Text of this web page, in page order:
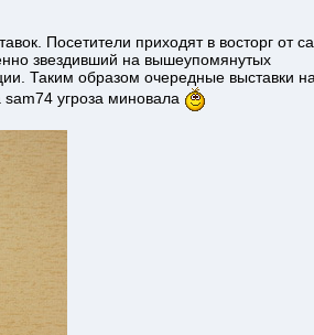
Посетители приходят в восторг от
звездивший на вышеупомянутых
Таким образом очередные выставки на
угроза миновала